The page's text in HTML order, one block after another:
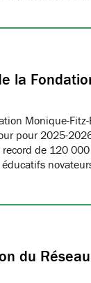
la
Monique-
pour 2025-
de 120
du